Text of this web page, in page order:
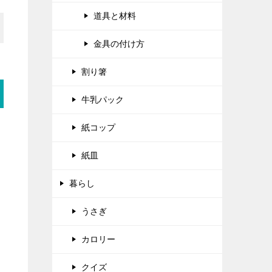
道具と材料
金具の付け方
割り箸
牛乳パック
紙コップ
紙皿
暮らし
うさぎ
カロリー
クイズ